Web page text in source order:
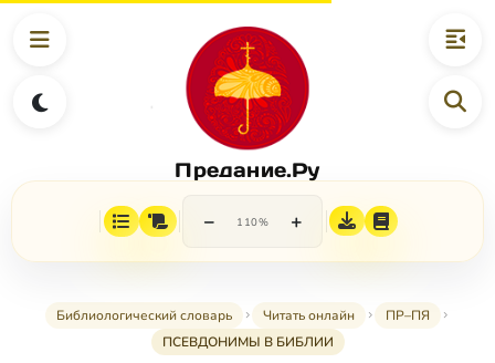
Предание.Ру
− 110% +
Библиологический словарь Читать онлайн
ПР–ПЯ
ПСЕВДОНИМЫ В БИБЛИИ